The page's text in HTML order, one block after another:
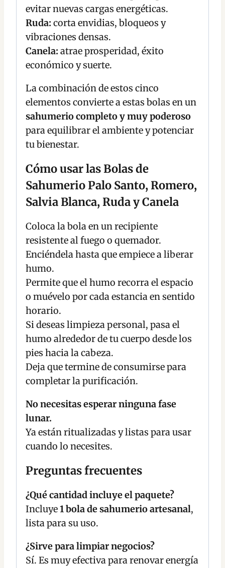
evitar nuevas cargas energéticas.
Ruda: corta envidias, bloqueos y
vibraciones densas.
Canela: atrae prosperidad, éxito
económico y suerte.
La combinación de estos cinco
elementos convierte a estas bolas en un
sahumerio completo y muy poderoso
para equilibrar el ambiente y potenciar
tu bienestar.
Cómo usar las Bolas de
Sahumerio Palo Santo, Romero,
Salvia Blanca, Ruda y Canela
Coloca la bola en un recipiente
resistente al fuego o quemador.
Enciéndela hasta que empiece a liberar
humo.
Permite que el humo recorra el espacio
o muévelo por cada estancia en sentido
horario.
Si deseas limpieza personal, pasa el
humo alrededor de tu cuerpo desde los
pies hacia la cabeza.
Deja que termine de consumirse para
completar la purificación.
No necesitas esperar ninguna fase
lunar.
Ya están ritualizadas y listas para usar
cuando lo necesites.
Preguntas frecuentes
¿Qué cantidad incluye el paquete?
Incluye1 bola de sahumerio artesanal,
lista para su uso.
¿Sirve para limpiar negocios?
Sí. Es muy efectiva para renovar energía